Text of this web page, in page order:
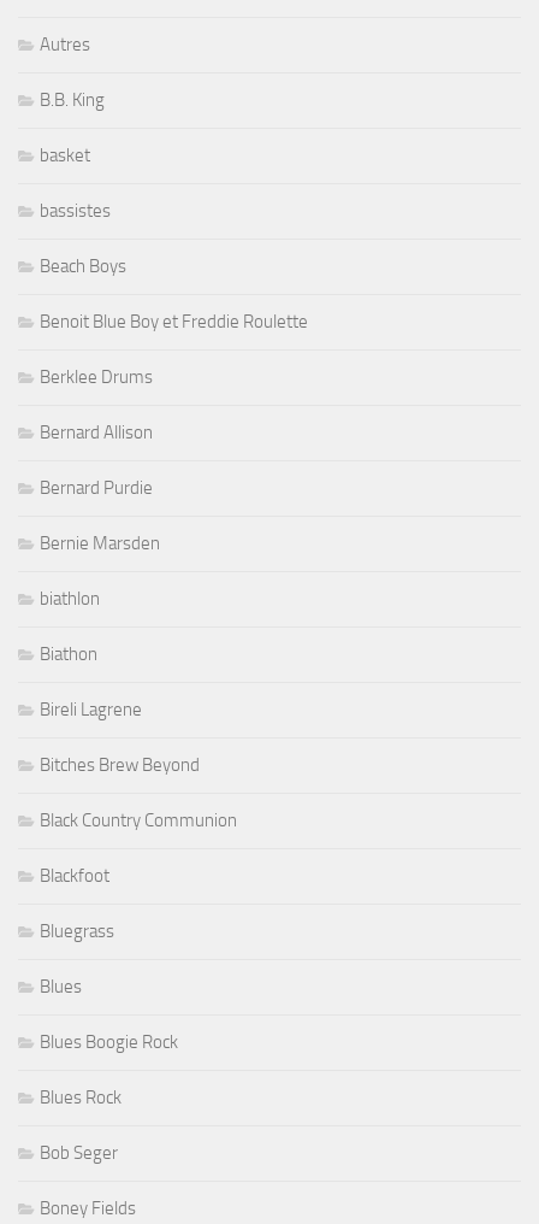
Autres
B.B. King
basket
bassistes
Beach Boys
Benoit Blue Boy et Freddie Roulette
Berklee Drums
Bernard Allison
Bernard Purdie
Bernie Marsden
biathlon
Biathon
Bireli Lagrene
Bitches Brew Beyond
Black Country Communion
Blackfoot
Bluegrass
Blues
Blues Boogie Rock
Blues Rock
Bob Seger
Boney Fields